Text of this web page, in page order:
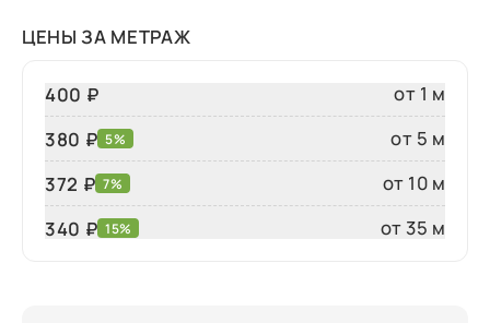
ЦЕНЫ ЗА МЕТРАЖ
400 ₽
от 1 м
380 ₽ 5%
от 5 м
372 ₽ 7%
от 10 м
340 ₽ 15% от 35 м